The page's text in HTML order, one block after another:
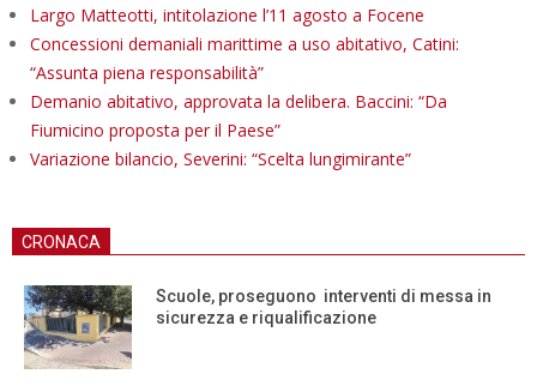
Largo Matteotti, intitolazione l’11 agosto a Focene
Concessioni demaniali marittime a uso abitativo, Catini:
“Assunta piena responsabilità”
Demanio abitativo, approvata la delibera. Baccini: “Da
Fiumicino proposta per il Paese”
Variazione bilancio, Severini: “Scelta lungimirante”
CRONACA
Scuole, proseguono interventi di messa in
sicurezza e riqualificazione